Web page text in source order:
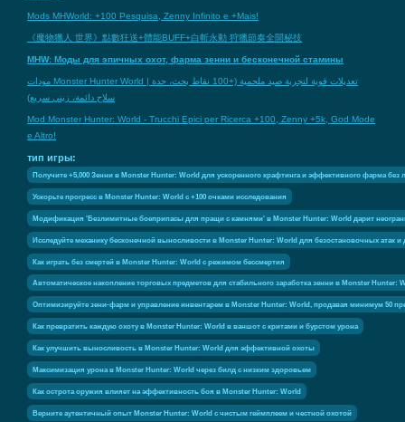
Mods MHWorld: +100 Pesquisa, Zenny Infinito e +Mais!
《魔物獵人 世界》點數狂送+體能BUFF+白斬永動 狩獵節奏全開秘技
MHW: Моды для эпичных охот, фарма зенни и бесконечной стамины
مودات Monster Hunter World | تعديلات قوية لتجربة صيد ملحمية (+100 نقاط بحث، حدة
سلاح دائمة، زيني سريع)
Mod Monster Hunter: World - Trucchi Epici per Ricerca +100, Zenny +5k, God Mode
e Altro!
тип игры:
Получите +5,000 Зенни в Monster Hunter: World для ускоренного крафтинга и эффективного фарма без
Ускорьте прогресс в Monster Hunter: World с +100 очками исследования
Модификация 'Безлимитные боеприпасы для пращи с камнями' в Monster Hunter: World дарит
Исследуйте механику бесконечной выносливости в Monster Hunter: World для безостановочных атак
Как играть без смертей в Monster Hunter: World с режимом бессмертия
Автоматическое накопление торговых предметов для стабильного заработка зенни в Monster Hunter:
Оптимизируйте зени-фарм и управление инвентарем в Monster Hunter: World, продавая минимум 50
Как превратить каждую охоту в Monster Hunter: World в ваншот с критами и бурстом урона
Как улучшить выносливость в Monster Hunter: World для эффективной охоты
Максимизация урона в Monster Hunter: World через билд с низким здоровьем
Как острота оружия влияет на эффективность боя в Monster Hunter: World
Верните аутентичный опыт Monster Hunter: World с чистым геймплеем и честной охотой